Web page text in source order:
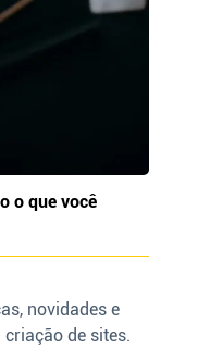
o que você
novidades e
de sites.